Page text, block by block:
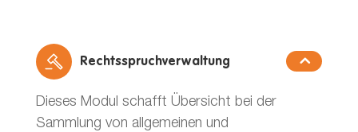
Rechtsspruchverwaltung
Dieses Modul schafft Übersicht bei der
Sammlung von allgemeinen und